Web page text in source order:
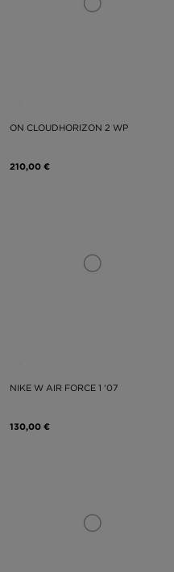
ON CLOUDHORIZON 2 WP
210,00 €
NIKE W AIR FORCE 1 '07
130,00 €